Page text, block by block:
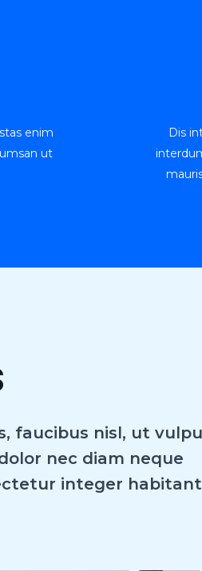
enim
ut
Dis
faucibus nisl, ut
nec diam neque
integer habitant